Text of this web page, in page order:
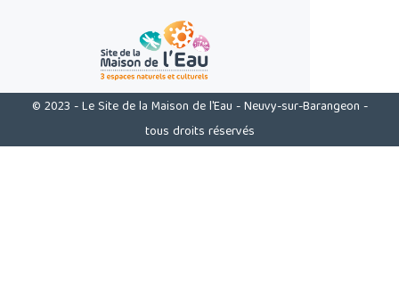
© 2023 - Le Site de la Maison de l'Eau - Neuvy-sur-Barangeon -
tous droits réservés